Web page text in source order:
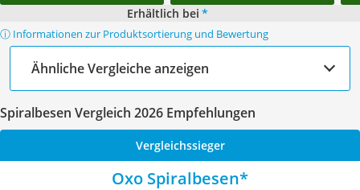
Erhältlich bei *
ⓘ Informationen zur Produktsortierung und Bewertung
Ähnliche Vergleiche anzeigen
Spiralbesen Vergleich 2026 Empfehlungen
Vergleichssieger
Oxo Spiralbesen